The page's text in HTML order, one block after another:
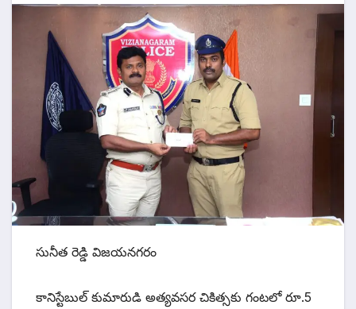
సునీత రెడ్డి విజయనగరం
కానిస్టేబుల్ కుమారుడి అత్యవసర చికిత్సకు గంటలో రూ.5